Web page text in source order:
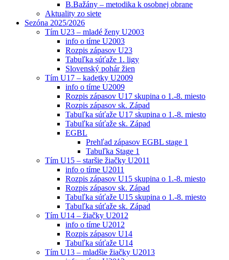
B.Bažány – metodika k osobnej obrane
Aktuality zo siete
Sezóna 2025/2026
Tím U23 – mladé ženy U2003
info o tíme U2003
Rozpis zápasov U23
Tabuľka súťaže 1. ligy
Slovenský pohár žien
Tím U17 – kadetky U2009
info o tíme U2009
Rozpis zápasov U17 skupina o 1.-8. miesto
Rozpis zápasov sk. Západ
Tabuľka súťaže U17 skupina o 1.-8. miesto
Tabuľka súťaže sk. Západ
EGBL
Prehľad zápasov EGBL stage 1
Tabuľka Stage 1
Tím U15 – staršie žiačky U2011
info o tíme U2011
Rozpis zápasov U15 skupina o 1.-8. miesto
Rozpis zápasov sk. Západ
Tabuľka súťaže U15 skupina o 1.-8. miesto
Tabuľka súťaže sk. Západ
Tím U14 – žiačky U2012
info o tíme U2012
Rozpis zápasov U14
Tabuľka súťaže U14
Tím U13 – mladšie žiačky U2013